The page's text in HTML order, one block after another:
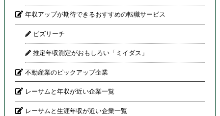
年収アップが期待できるおすすめの転職サービス
ビズリーチ
推定年収測定がおもしろい「ミイダス」
不動産業のピックアップ企業
レーサムと年収が近い企業一覧
レーサムと生涯年収が近い企業一覧